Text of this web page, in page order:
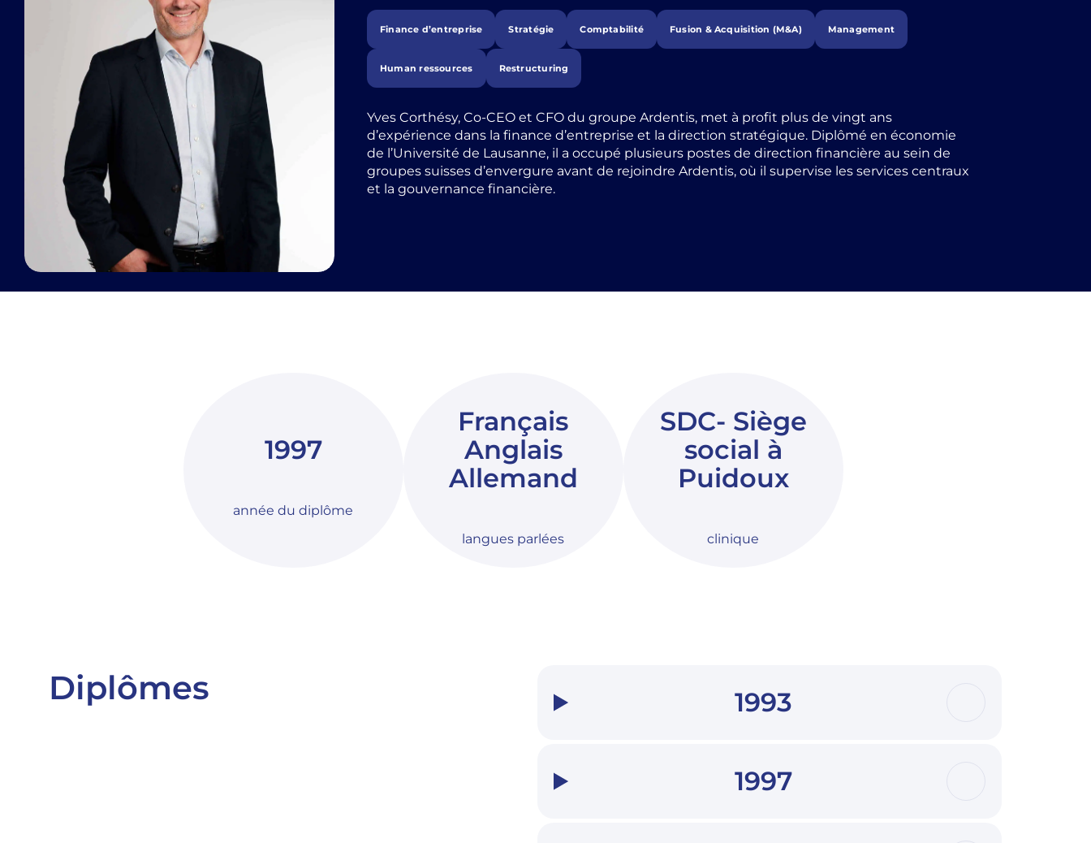
Finance d’entreprise Stratégie Comptabilité Fusion & Acquisition (M&A) Management
Human ressources Restructuring
Yves Corthésy, Co-CEO et CFO du groupe Ardentis, met à profit plus de vingt ans
d’expérience dans la finance d’entreprise et la direction stratégique. Diplômé en économie
de l’Université de Lausanne, il a occupé plusieurs postes de direction financière au sein de
groupes suisses d’envergure avant de rejoindre Ardentis, où il supervise les services centraux
et la gouvernance financière.
1997
année du diplôme
Français
Anglais
Allemand
langues parlées
SDC- Siège
social à
Puidoux
clinique
Diplômes 1993
1997